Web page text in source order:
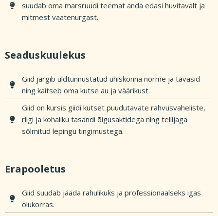
suudab oma marsruudi teemat anda edasi huvitavalt ja
mitmest vaatenurgast.
Seaduskuulekus
Giid järgib üldtunnustatud ühiskonna norme ja tavasid
ning kaitseb oma kutse au ja väärikust.
Giid on kursis giidi kutset puudutavate rahvusvaheliste,
riigi ja kohaliku tasandi õigusaktidega ning tellijaga
sõlmitud lepingu tingimustega.
Erapooletus
Giid suudab jääda rahulikuks ja professionaalseks igas
olukorras.